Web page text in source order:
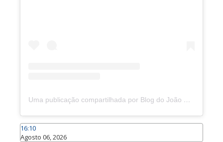
Uma publicação compartilhada por Blog do João Marcolino (@joaomarcolinoneto)
16:10
Agosto 06, 2026